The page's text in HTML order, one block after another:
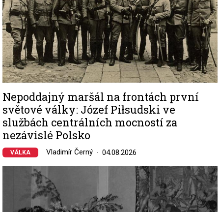
Nepoddajný maršál na frontách první
světové války: Józef Piłsudski ve
službách centrálních mocností za
nezávislé Polsko
VÁLKA Vladimír Černý 04.08.2026